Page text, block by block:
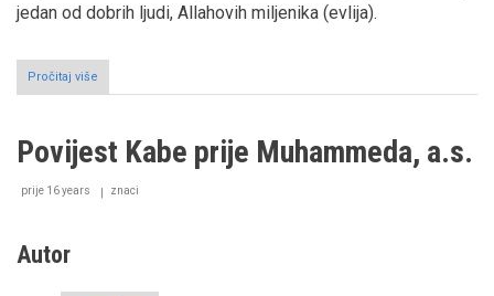
jedan od dobrih ljudi, Allahovih miljenika (evlija).
Pročitaj više
Kazivanje
alejhisselam,
Hezekijelu,
Povijest Kabe prije Muhammeda, a.s.
prije 16 years znaci
Autor